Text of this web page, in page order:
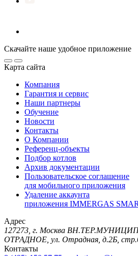
Скачайте наше удобное приложение
Карта сайта
Компания
Гарантия и сервис
Наши партнеры
Обучение
Новости
Контакты
О Компании
Референц-объекты
Подбор котлов
Архив документации
Пользовательское соглашение
для мобильного приложения
Удаление аккаунта
приложения IMMERGAS
Адрес
127273, г. Москва
ОТРАДНОЕ, ул. Отрадная, д.2Б,
Контакты